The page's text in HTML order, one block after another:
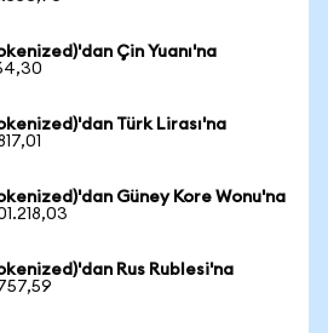
Çin Yuanı'na
Türk Lirası'na
Güney Kore Wonu'na
Rus Rublesi'na